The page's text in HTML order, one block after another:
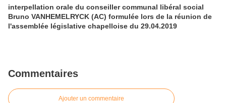
interpellation orale du conseiller communal libéral social
Bruno VANHEMELRYCK (AC) formulée lors de la réunion de
l'assemblée législative chapelloise du 29.04.2019
Commentaires
Ajouter un commentaire